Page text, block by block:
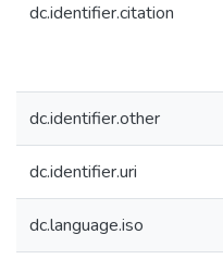
dc.identifier.citation
dc.identifier.other
dc.identifier.uri
dc.language.iso